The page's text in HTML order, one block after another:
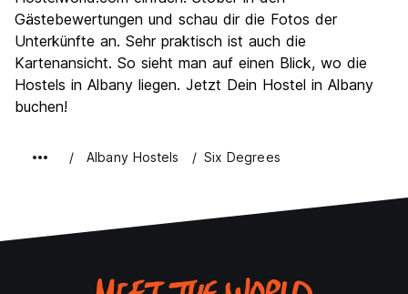
Nachtleben / Party
Preis-Leistungsverhältnis
Gästebewertungen und schau dir die Fotos der
Unterkünfte an. Sehr praktisch ist auch die
Kartenansicht. So sieht man auf einen Blick, wo die
Hostels in Albany liegen. Jetzt Dein Hostel in Albany
buchen!
Albany Hostels Six Degrees